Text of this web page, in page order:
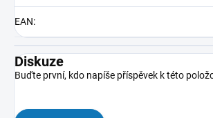
EAN:
Diskuze
Buďte první, kdo napíše příspěvek k této